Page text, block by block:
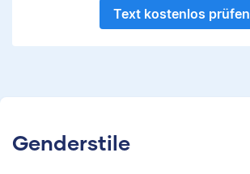
Text kostenlos prüfen
Genderstile